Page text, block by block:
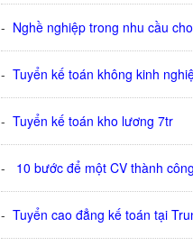
- Nghề nghiệp trong nhu cầu
- Tuyển kế toán không kinh
- Tuyển kế toán kho lương 7tr
- 10 bước để một CV thành công
- Tuyển cao đẳng kế toán tại